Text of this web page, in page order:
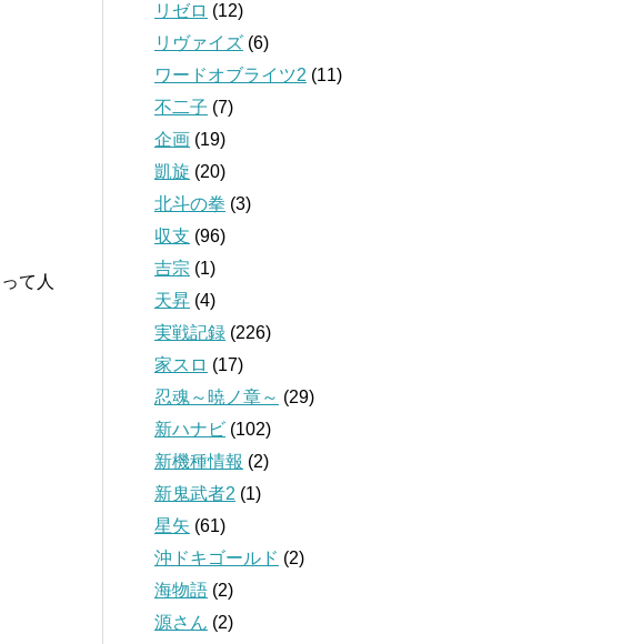
って人
リゼロ (12)
リヴァイズ (6)
ワードオブライツ2 (11)
不二子 (7)
企画 (19)
凱旋 (20)
北斗の拳 (3)
収支 (96)
吉宗 (1)
天昇 (4)
実戦記録 (226)
家スロ (17)
忍魂～暁ノ章～ (29)
新ハナビ (102)
新機種情報 (2)
新鬼武者2 (1)
星矢 (61)
沖ドキゴールド (2)
海物語 (2)
源さん (2)